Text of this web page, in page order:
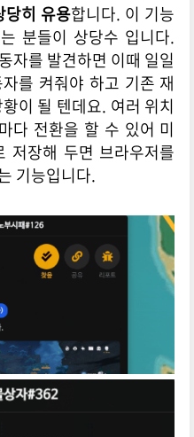
당히 유용합니다. 이 기능
분들이 상당수 입니다.
자를 발견하면 이때 일일
를 켜줘야 하고 기존 재
이 될 텐데요. 여러 위치
다 전환을 할 수 있어 미
저장해 두면 브라우저를
기능입니다.